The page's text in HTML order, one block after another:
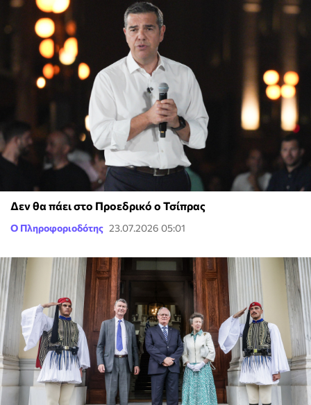
Δεν θα πάει στο Προεδρικό ο Τσίπρας
Ο Πληροφοριοδότης 23.07.2026 05:01